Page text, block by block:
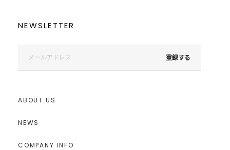
NEWSLETTER
登録する
ABOUT US
NEWS
COMPANY INFO